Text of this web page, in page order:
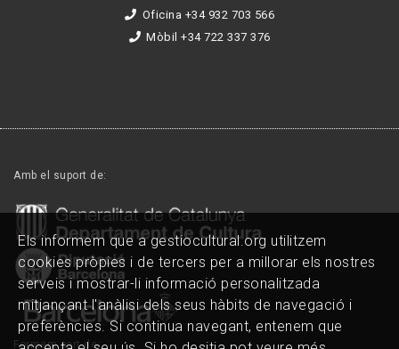
Oficina +34 932 703 566
Mòbil +34 722 337 376
Amb el suport de:
Formem part de:
Els informem que a gestiocultural.org utilitzem
cookies pròpies i de tercers per a millorar els nostres
serveis i mostrar-li informació personalitzada
mitjançant l'anàlisi dels seus hàbits de navegació i
preferències. Si continua navegant, entenem que